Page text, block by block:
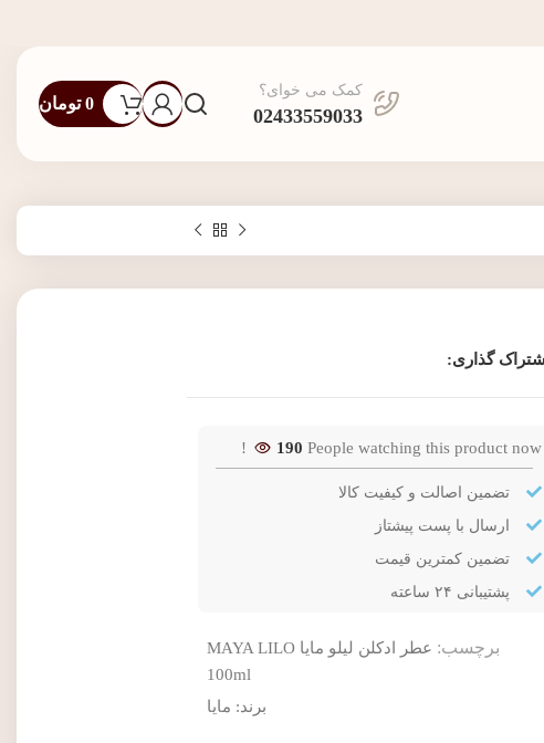
کمک می خوای؟
02433559033
0 تومان
اشتراک گذاری:
190 People watching this product now!
تضمین اصالت و کیفیت کالا
ارسال با پست پیشتاز
تضمین کمترین قیمت
پشتیبانی ۲۴ ساعته
برچسب:
عطر ادکلن لیلو مایا MAYA LILO
100ml
برند: مایا